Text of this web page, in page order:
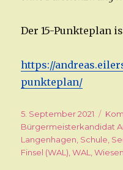
Der 15-Punkteplan
https://
punkteplan/
Veröffentlicht
am
5. September 2021
Bürgermeisterkandidat
Langenhagen Schule
Finsel (WAL) ,WAL ,